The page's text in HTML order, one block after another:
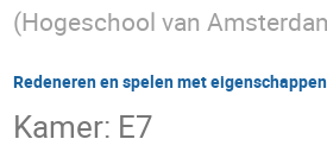
(Hogeschool van
Redeneren en spelen met
Kamer: E7